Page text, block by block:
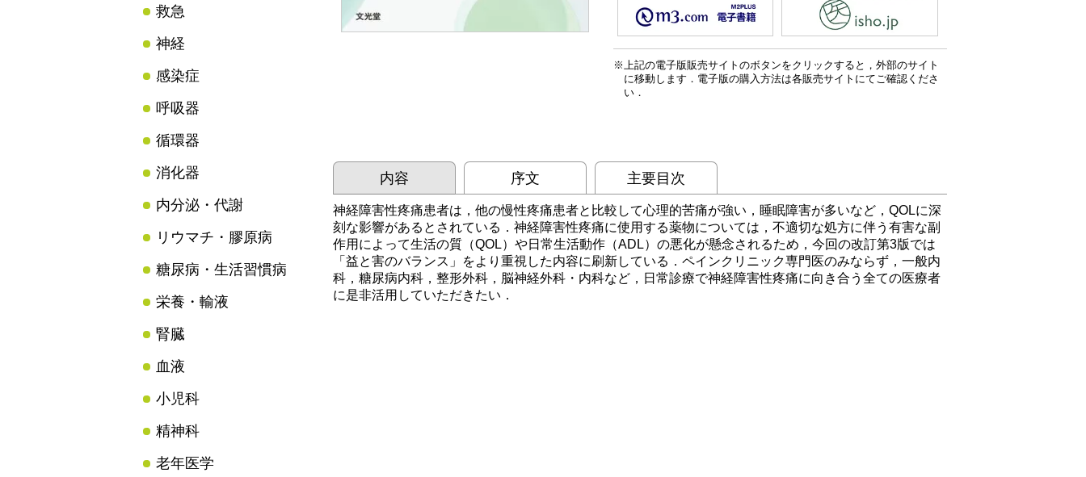
救急
神経
感染症
呼吸器
循環器
消化器
内分泌・代謝
リウマチ・膠原病
糖尿病・生活習慣病
栄養・輸液
腎臓
血液
小児科
精神科
老年医学
上記の電子版販売サイトのボタンをクリックすると，外部のサイト
に移動します．電子版の購入方法は各販売サイトにてご確認くださ
い．
内容 序文 主要目次
神経障害性疼痛患者は，他の慢性疼痛患者と比較して心理的苦痛が強い，睡眠障害が多いなど，QOLに深
刻な影響があるとされている．神経障害性疼痛に使用する薬物については，不適切な処方に伴う有害な副
作用によって生活の質（QOL）や日常生活動作（ADL）の悪化が懸念されるため，今回の改訂第3版では
「益と害のバランス」をより重視した内容に刷新している．ペインクリニック専門医のみならず，一般内
科，糖尿病内科，整形外科，脳神経外科・内科など，日常診療で神経障害性疼痛に向き合う全ての医療者
に是非活用していただきたい．